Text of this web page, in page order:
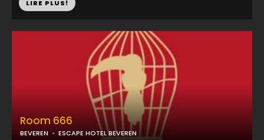
Room 666
BEVEREN ESCAPE HOTEL BEVEREN
LIRE PLUS!